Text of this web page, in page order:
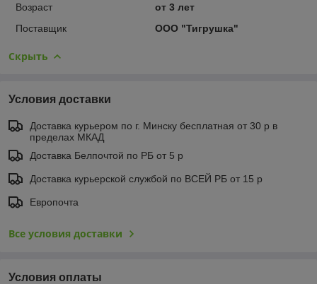
Возраст
от 3 лет
Поставщик
ООО "Тигрушка"
Скрыть
Условия доставки
Доставка курьером по г. Минску бесплатная от 30 р в
пределах МКАД
Доставка Белпочтой по РБ от 5 р
Доставка курьерской службой по ВСЕЙ РБ от 15 р
Европочта
Все условия доставки
Условия оплаты